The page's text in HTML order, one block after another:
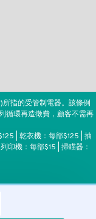
指的受管制電器。該條例
循環再造徵費，顧客不需再
| 乾衣機：每部$125 | 抽
印機：每部$15 | 掃瞄器：